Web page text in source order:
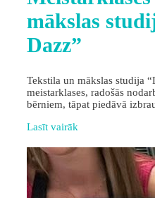
mākslas
Dazz”
Tekstila un mākslas studija
meistarklases, radošās
bērniem, tāpat piedāvā
Lasīt vairāk